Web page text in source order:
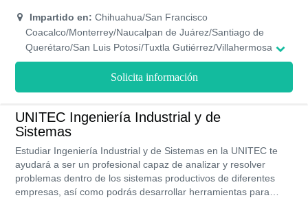
más actuales y modernos, programas académicos de las
mejores universidades del mundo y con reconocimiento oficial
por la SEP, sin contar su programa de ayuda económica.
Impartido en: Chihuahua/San Francisco
Coacalco/Monterrey/Naucalpan de Juárez/Santiago de
Querétaro/San Luis Potosí/Tuxtla Gutiérrez/Villahermosa
Solicita información
UNITEC Ingeniería Industrial y de
Sistemas
Estudiar Ingeniería Industrial y de Sistemas en la UNITEC te
ayudará a ser un profesional capaz de analizar y resolver
problemas dentro de los sistemas productivos de diferentes
empresas, así como podrás desarrollar herramientas para